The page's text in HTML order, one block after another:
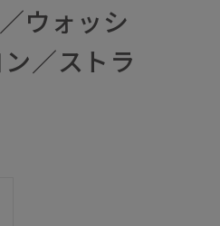
ウォッシ
／ストラ